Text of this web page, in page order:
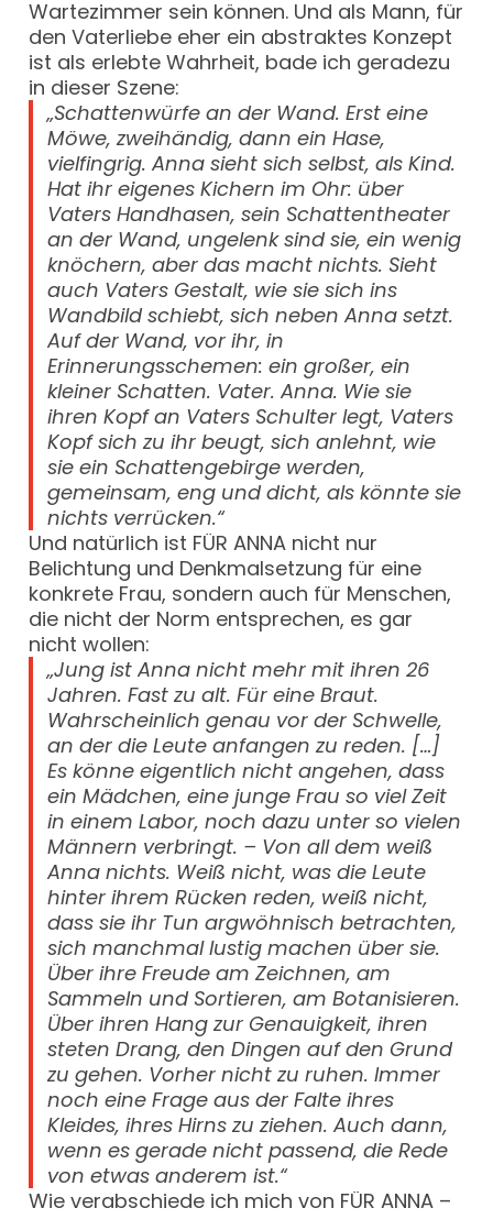
Wartezimmer sein können. Und als Mann, für
den Vaterliebe eher ein abstraktes Konzept
ist als erlebte Wahrheit, bade ich geradezu
in dieser Szene:
„Schattenwürfe an der Wand. Erst eine
Möwe, zweihändig, dann ein Hase,
vielfingrig. Anna sieht sich selbst, als Kind.
Hat ihr eigenes Kichern im Ohr: über
Vaters Handhasen, sein Schattentheater
an der Wand, ungelenk sind sie, ein wenig
knöchern, aber das macht nichts. Sieht
auch Vaters Gestalt, wie sie sich ins
Wandbild schiebt, sich neben Anna setzt.
Auf der Wand, vor ihr, in
Erinnerungsschemen: ein großer, ein
kleiner Schatten. Vater. Anna. Wie sie
ihren Kopf an Vaters Schulter legt, Vaters
Kopf sich zu ihr beugt, sich anlehnt, wie
sie ein Schattengebirge werden,
gemeinsam, eng und dicht, als könnte sie
nichts verrücken.“
Und natürlich ist FÜR ANNA nicht nur
Belichtung und Denkmalsetzung für eine
konkrete Frau, sondern auch für Menschen,
die nicht der Norm entsprechen, es gar
nicht wollen:
„Jung ist Anna nicht mehr mit ihren 26
Jahren. Fast zu alt. Für eine Braut.
Wahrscheinlich genau vor der Schwelle,
an der die Leute anfangen zu reden. […]
Es könne eigentlich nicht angehen, dass
ein Mädchen, eine junge Frau so viel Zeit
in einem Labor, noch dazu unter so vielen
Männern verbringt. – Von all dem weiß
Anna nichts. Weiß nicht, was die Leute
hinter ihrem Rücken reden, weiß nicht,
dass sie ihr Tun argwöhnisch betrachten,
sich manchmal lustig machen über sie.
Über ihre Freude am Zeichnen, am
Sammeln und Sortieren, am Botanisieren.
Über ihren Hang zur Genauigkeit, ihren
steten Drang, den Dingen auf den Grund
zu gehen. Vorher nicht zu ruhen. Immer
noch eine Frage aus der Falte ihres
Kleides, ihres Hirns zu ziehen. Auch dann,
wenn es gerade nicht passend, die Rede
von etwas anderem ist.“
Wie verabschiede ich mich von FÜR ANNA –